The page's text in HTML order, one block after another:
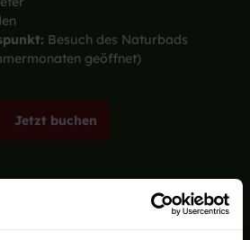
Besuch des Naturbads
geöffnet)
Jetzt buchen